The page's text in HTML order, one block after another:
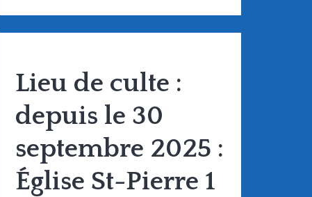
Lieu de culte :
depuis le 30
septembre 2025 :
Église St-Pierre 1